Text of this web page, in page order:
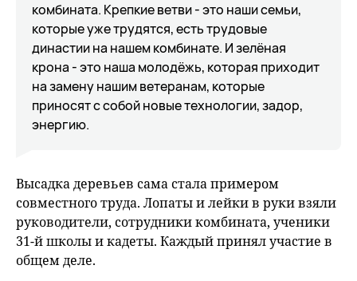
комбината. Крепкие ветви - это наши семьи,
которые уже трудятся, есть трудовые
династии на нашем комбинате. И зелёная
крона - это наша молодёжь, которая приходит
на замену нашим ветеранам, которые
приносят с собой новые технологии, задор,
энергию.
Высадка деревьев сама стала примером
совместного труда. Лопаты и лейки в руки взяли
руководители, сотрудники комбината, ученики
31-й школы и кадеты. Каждый принял участие в
общем деле.